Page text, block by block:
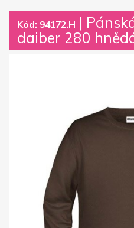
Kód: 94172.H |
daiber 280